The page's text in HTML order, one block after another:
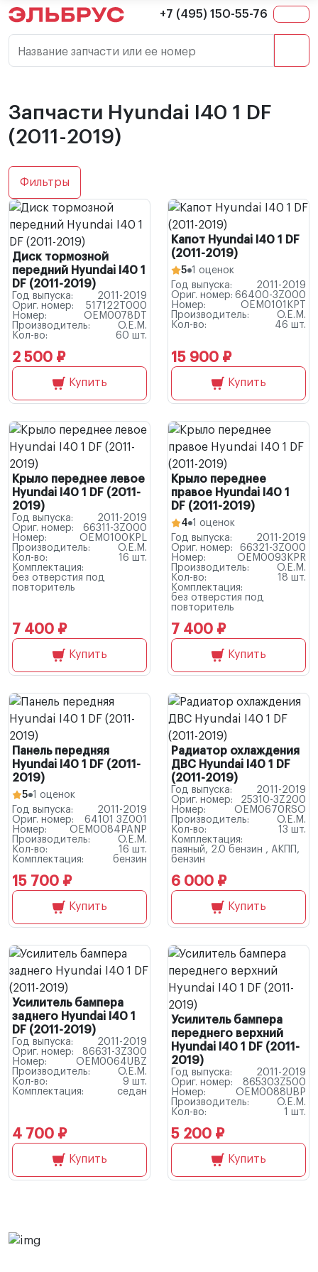
+7 (495) 150-55-76
Название запчасти или ее номер
Запчасти Hyundai I40 1 DF
(2011-2019)
Фильтры
Диск тормозной
передний Hyundai I40 1
DF (2011-2019)
Год выпуска:
2011-2019
Ориг. номер:
517122T000
Номер:
OEM0078DT
Производитель:
O.E.M.
Кол-во:
60 шт.
2 500 ₽
Купить
Капот Hyundai I40 1 DF
(2011-2019)
5 1 оценок
Год выпуска:
2011-2019
Ориг. номер: 66400-3Z000
Номер:
OEM0101KPT
Производитель:
O.E.M.
Кол-во:
46 шт.
15 900 ₽
Купить
Крыло переднее левое
Hyundai I40 1 DF (2011-
2019)
Год выпуска:
2011-2019
Ориг. номер:
66311-3Z000
Номер:
OEM0100KPL
Производитель:
O.E.M.
Кол-во:
16 шт.
Комплектация:
без отверстия под
повторитель
7 400 ₽
Купить
Крыло переднее
правое Hyundai I40 1
DF (2011-2019)
4 1 оценок
Год выпуска:
2011-2019
Ориг. номер:
66321-3Z000
Номер:
OEM0093KPR
Производитель:
O.E.M.
Кол-во:
18 шт.
Комплектация:
без отверстия под
повторитель
7 400 ₽
Купить
Панель передняя
Hyundai I40 1 DF (2011-
2019)
5 1 оценок
Год выпуска:
2011-2019
Ориг. номер:
64101 3Z001
Номер:
OEM0084PANP
Производитель:
O.E.M.
Кол-во:
16 шт.
Комплектация:
бензин
15 700 ₽
Купить
Радиатор охлаждения
ДВС Hyundai I40 1 DF
(2011-2019)
Год выпуска:
2011-2019
Ориг. номер:
25310-3Z200
Номер:
OEM0670RSO
Производитель:
O.E.M.
Кол-во:
13 шт.
Комплектация:
паяный, 2.0 бензин , АКПП,
бензин
6 000 ₽
Купить
Усилитель бампера
заднего Hyundai I40 1
DF (2011-2019)
Год выпуска:
2011-2019
Ориг. номер:
86631-3Z300
Номер:
OEM0064UBZ
Производитель:
O.E.M.
Кол-во:
9 шт.
Комплектация:
седан
4 700 ₽
Купить
Усилитель бампера
переднего верхний
Hyundai I40 1 DF (2011-
2019)
Год выпуска:
2011-2019
Ориг. номер:
865303Z500
Номер:
OEM0088UBP
Производитель:
O.E.M.
Кол-во:
1 шт.
5 200 ₽
Купить